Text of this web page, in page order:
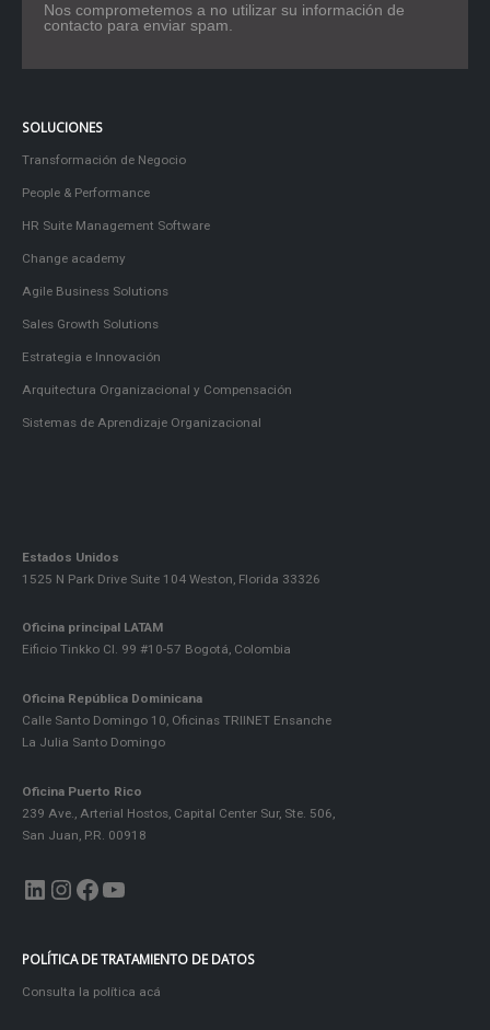
Nos comprometemos a no utilizar su información de
contacto para enviar spam.
SOLUCIONES
Transformación de Negocio
People & Performance
HR Suite Management Software
Change academy
Agile Business Solutions
Sales Growth Solutions
Estrategia e Innovación
Arquitectura Organizacional y Compensación
Sistemas de Aprendizaje Organizacional
Estados Unidos
1525 N Park Drive Suite 104 Weston, Florida 33326
Oficina principal LATAM
Eificio Tinkko Cl. 99 #10-57 Bogotá, Colombia
Oficina República Dominicana
Calle Santo Domingo 10, Oficinas TRIINET Ensanche
La Julia Santo Domingo
Oficina Puerto Rico
239 Ave., Arterial Hostos, Capital Center Sur, Ste. 506,
San Juan, P.R. 00918
LinkedIn InstagramFacebook YouTube
POLÍTICA DE TRATAMIENTO DE DATOS
Consulta la política acá